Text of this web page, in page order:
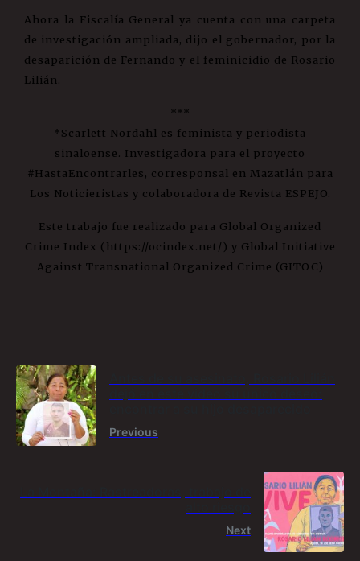
Ahora la Fiscalía General ya cuenta con una carpeta
de investigación ampliada, dijo el gobernador, por la
desaparición de Fernando y el feminicidio de Rosario
Lilián.
***
*Scarlett Nordahl es feminista y periodista
sinaloense. Investigadora para el proyecto
#HastaEncontrarles, corresponsal en Mazatlán para
Los Noticieristas y colaboradora de Revista ESPEJO.
Este trabajo fue realizado para Global Organized
Crime Index (https://ocindex.net/) y Global Initiative
Against Transnational Organized Crime (GITOC)
Previous
Next